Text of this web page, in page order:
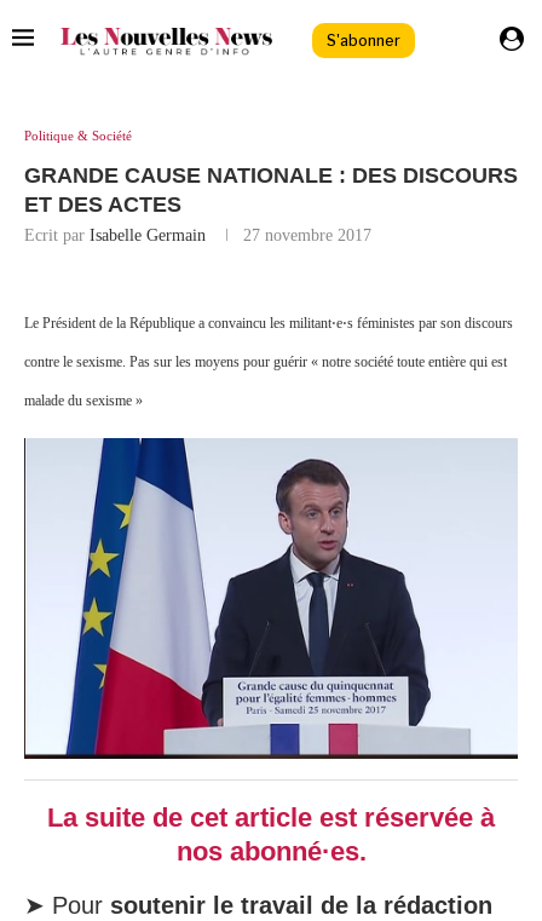
S'abonner
Politique & Société
GRANDE CAUSE NATIONALE : DES DISCOURS
ET DES ACTES
Ecrit par Isabelle Germain 27 novembre 2017
Le Président de la République a convaincu les militant⋅e⋅s féministes par son discours
contre le sexisme. Pas sur les moyens pour guérir « notre société toute entière qui est
malade du sexisme »
La suite de cet article est réservée à
nos abonné·es.
➤ Pour soutenir le travail de la rédaction